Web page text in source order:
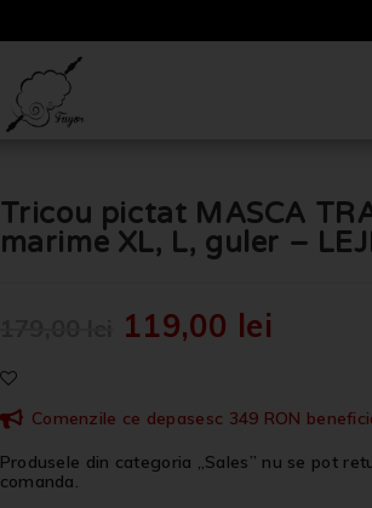
Tricou pictat MASCA
marime XL, L, guler –
119,00 lei
Comenzile ce depasesc 349 RON
Produsele din categoria „Sales” nu se pot
comanda.